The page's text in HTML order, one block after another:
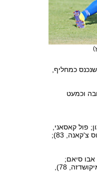
כמחליף,
וכמעט
פול קאסאני,
וובה בראון, עומר בוקסנבאום (אופיר חמו, 64), אדריאן פרננדס (קרלוס צ'קאנה, 83);
אבו סיאם;
מוחמד אזברגה (גיאורגי גבידאורי, 75), יחיא עיסא, קובי חסן (אקקי מיקושדזה, 78),